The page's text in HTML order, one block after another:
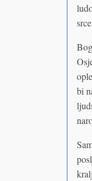
bi